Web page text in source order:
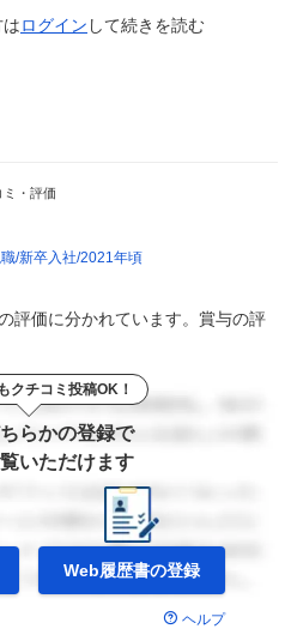
ログイン して続きを読む
・評価
新卒入社 2021年頃
評価に分かれています。賞与の評
クチコミ投稿OK！
らかの登録で
いただけます
Web履歴書の登録
ヘルプ